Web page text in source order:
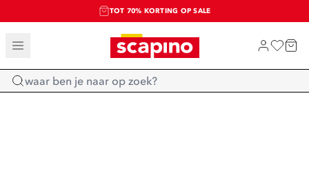
TOT 70% KORTING OP SALE
SALE: LAATSTE KANS!
SHOP NIEUW
Home